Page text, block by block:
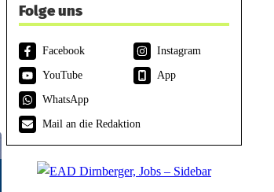
Folge uns
Facebook
Instagram
YouTube
App
WhatsApp
Mail an die Redaktion